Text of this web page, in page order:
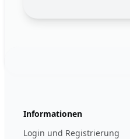
Informationen
Login und Registrierung